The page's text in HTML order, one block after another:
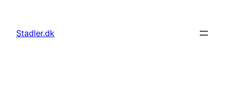
indhold
Stadler.dk